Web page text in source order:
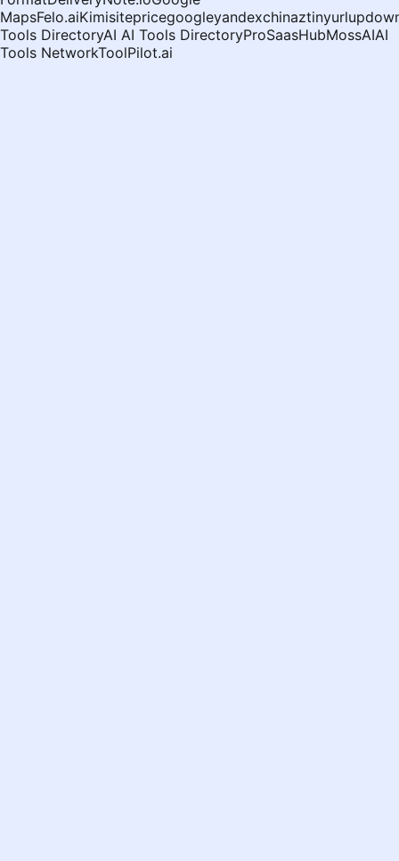
MapsFelo.aiKimisitepricegoogleyandexchinaztinyurl
Tools DirectoryAI AI Tools DirectoryProSaasHubMossAIAI
Tools NetworkToolPilot.ai